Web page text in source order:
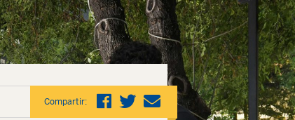
Compartir: